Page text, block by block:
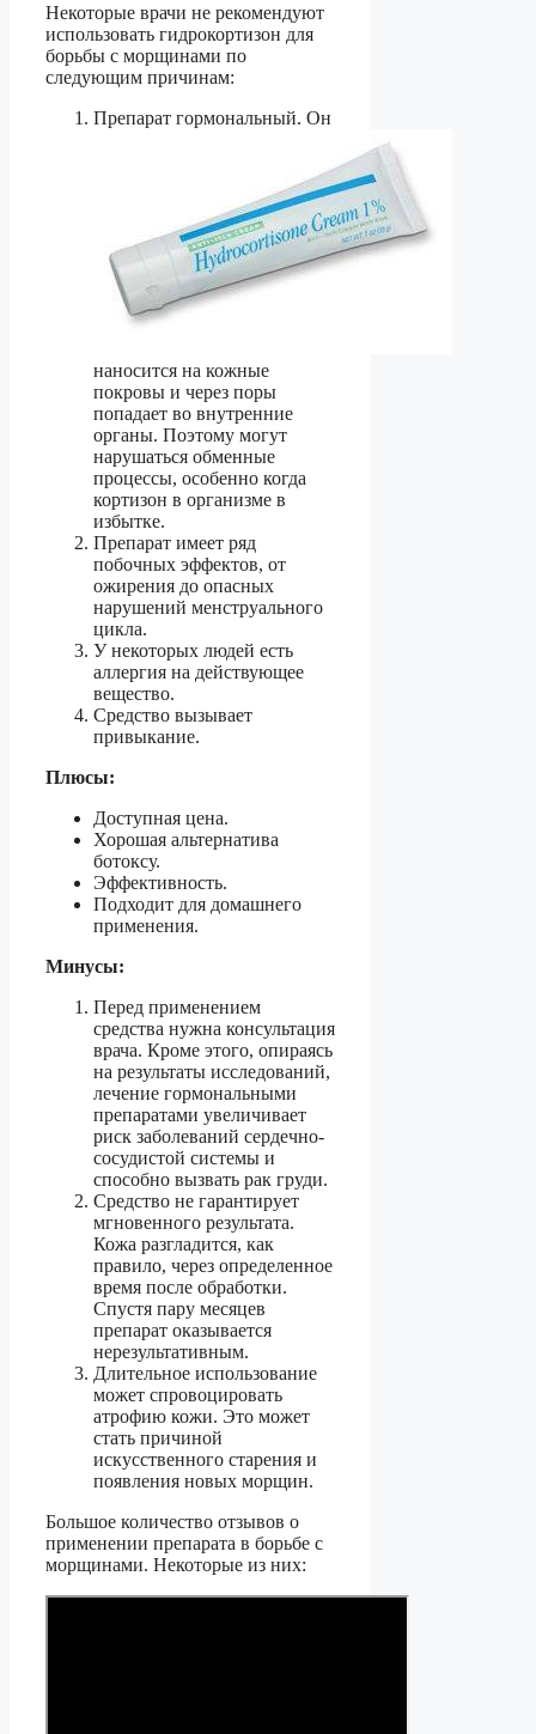
Некоторые врачи не рекомендуют
использовать гидрокортизон для
борьбы с морщинами по
следующим причинам:
Препарат гормональный. Он
наносится на кожные
покровы и через поры
попадает во внутренние
органы. Поэтому могут
нарушаться обменные
процессы, особенно когда
кортизон в организме в
избытке.
Препарат имеет ряд
побочных эффектов, от
ожирения до опасных
нарушений менструального
цикла.
У некоторых людей есть
аллергия на действующее
вещество.
Средство вызывает
привыкание.
Плюсы:
Доступная цена.
Хорошая альтернатива
ботоксу.
Эффективность.
Подходит для домашнего
применения.
Минусы:
Перед применением
средства нужна консультация
врача. Кроме этого, опираясь
на результаты исследований,
лечение гормональными
препаратами увеличивает
риск заболеваний сердечно-
сосудистой системы и
способно вызвать рак груди.
Средство не гарантирует
мгновенного результата.
Кожа разгладится, как
правило, через определенное
время после обработки.
Спустя пару месяцев
препарат оказывается
нерезультативным.
Длительное использование
может спровоцировать
атрофию кожи. Это может
стать причиной
искусственного старения и
появления новых морщин.
Большое количество отзывов о
применении препарата в борьбе с
морщинами. Некоторые из них: